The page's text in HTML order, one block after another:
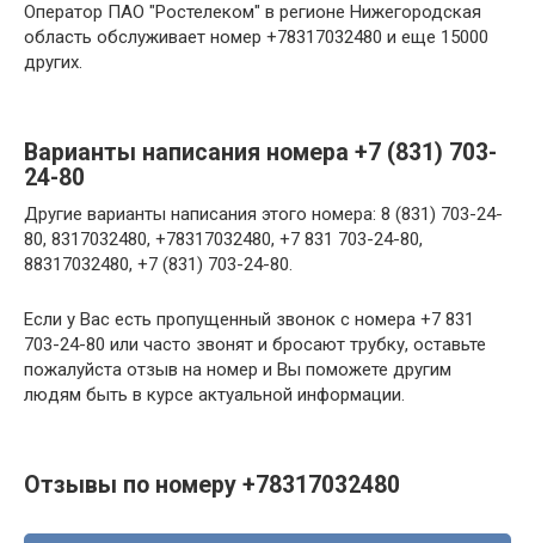
Оператор ПАО "Ростелеком" в регионе Нижегородская
область обслуживает номер +78317032480 и еще 15000
других.
Варианты написания номера +7 (831) 703-
24-80
Другие варианты написания этого номера: 8 (831) 703-24-
80, 8317032480, +78317032480, +7 831 703-24-80,
88317032480, +7 (831) 703-24-80.
Если у Вас есть пропущенный звонок с номера +7 831
703-24-80 или часто звонят и бросают трубку, оставьте
пожалуйста отзыв на номер и Вы поможете другим
людям быть в курсе актуальной информации.
Отзывы по номеру +78317032480